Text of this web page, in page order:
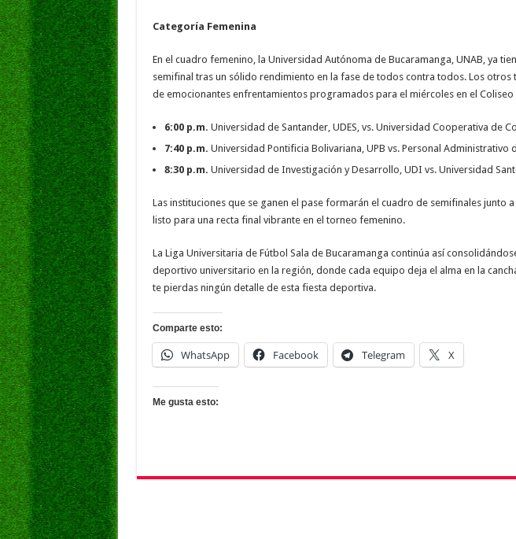
Categoría Femenina
En el cuadro femenino, la Universidad Autónoma de Bucaramanga, UNAB, ya
semifinal tras un sólido rendimiento en la fase de todos contra todos. Los otros
de emocionantes enfrentamientos programados para el miércoles en el Coliseo
6:00 p.m. Universidad de Santander, UDES, vs. Universidad Cooperativa de
7:40 p.m. Universidad Pontificia Bolivariana, UPB vs. Personal Administrativo
8:30 p.m. Universidad de Investigación y Desarrollo, UDI vs. Universidad
Las instituciones que se ganen el pase formarán el cuadro de semifinales junto
listo para una recta final vibrante en el torneo femenino.
La Liga Universitaria de Fútbol Sala de Bucaramanga continúa así
deportivo universitario en la región, donde cada equipo deja el alma en la
te pierdas ningún detalle de esta fiesta deportiva.
Comparte esto:
WhatsApp Facebook Telegram X
Me gusta esto: